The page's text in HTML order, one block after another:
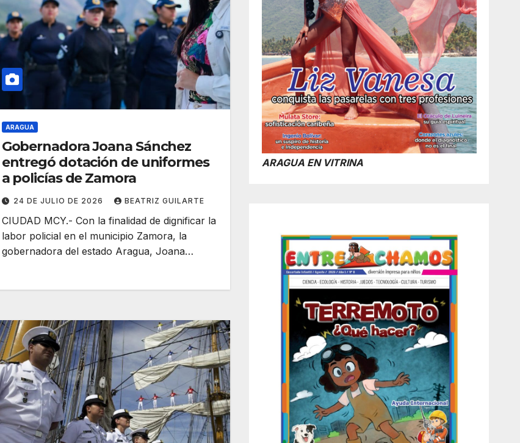
ARAGUA
Gobernadora Joana Sánchez
entregó dotación de uniformes
a policías de Zamora
24 DE JULIO DE 2026 BEATRIZ GUILARTE
CIUDAD MCY.- Con la finalidad de dignificar la
labor policial en el municipio Zamora, la
gobernadora del estado Aragua, Joana…
ARAGUA EN VITRINA